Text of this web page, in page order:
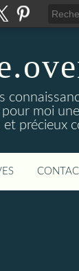
moi
précieux